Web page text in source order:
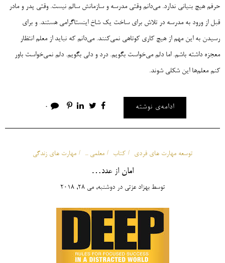
حرفم هیچ بنیانی ندارد. می‌دانم وقتی مدرسه و سازمانش سالم نیست. وقتی پدر و مادر
قبل از ورود به مدرسه در تلاش برای ساخت یک شاخ اینستاگرامی هستند. و برای
رسیدن به این مهم از هیچ کاری کوتاهی نمی‌کنند. می‌دانم که نباید از معلم انتظار
معجزه داشته باشم. اما دلم می‌خواست بگویم. درد و دلی بگویم. دلم نمی‌خواست باور
کنم معلم‌ها این شکلی شوند.
ادامه‌ی نوشته 0
توسعه مهارت های فردی کتاب معلمی ... مهارت های زندگی
امان از عدد…
توسطبهزاد عزتی در دوشنبه, می 28, 2018